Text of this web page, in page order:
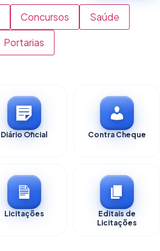
Concursos
Saúde
Portarias
Diário Oficial Contra Cheque
Licitações
Editais de
Licitações